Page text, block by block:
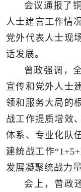
会议通报了
人士建言工作情
党外代表人士现
话发展。
曾政强调，
宣传和党外人士
领和服务大局的
战工作提质增效
体系、专业化队
建统战工作
发展凝聚统战力量
会上，曾政